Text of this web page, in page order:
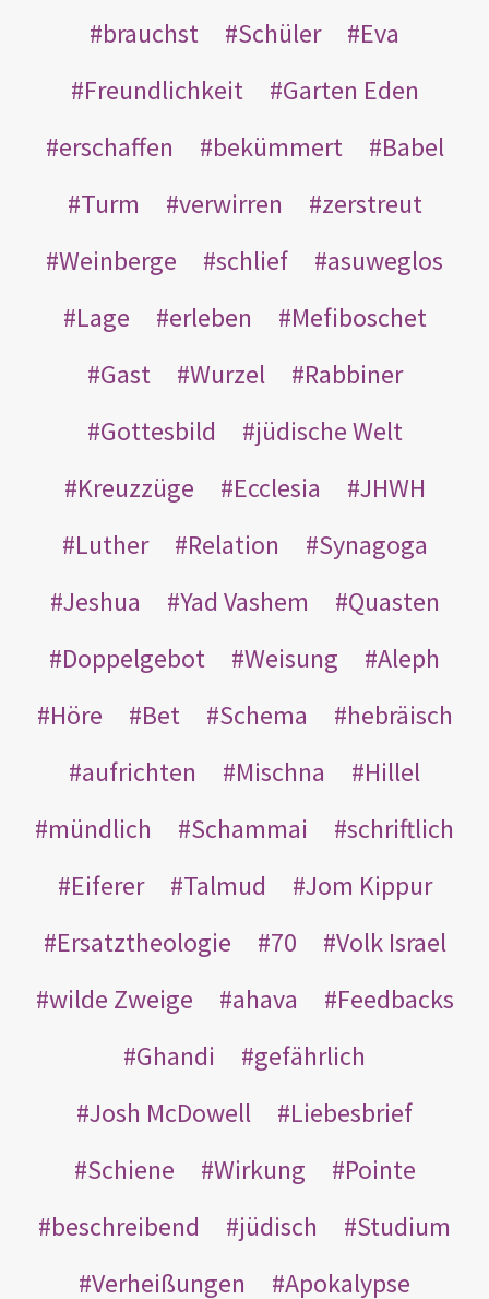
brauchst
Schüler
Eva
Freundlichkeit
Garten Eden
erschaffen
bekümmert
Babel
Turm
verwirren
zerstreut
Weinberge
schlief
asuweglos
Lage
erleben
Mefiboschet
Gast
Wurzel
Rabbiner
Gottesbild
jüdische Welt
Kreuzzüge
Ecclesia
JHWH
Luther
Relation
Synagoga
Jeshua
Yad Vashem
Quasten
Doppelgebot
Weisung
Aleph
Höre
Bet Schema
hebräisch
aufrichten
Mischna
Hillel
mündlich
Schammai
schriftlich
Eiferer
Talmud
Jom Kippur
Ersatztheologie
70
Volk Israel
wilde Zweige
ahava
Feedbacks
Ghandi
gefährlich
Josh McDowell
Liebesbrief
Schiene
Wirkung
Pointe
beschreibend
jüdisch
Studium
Verheißungen
Apokalypse